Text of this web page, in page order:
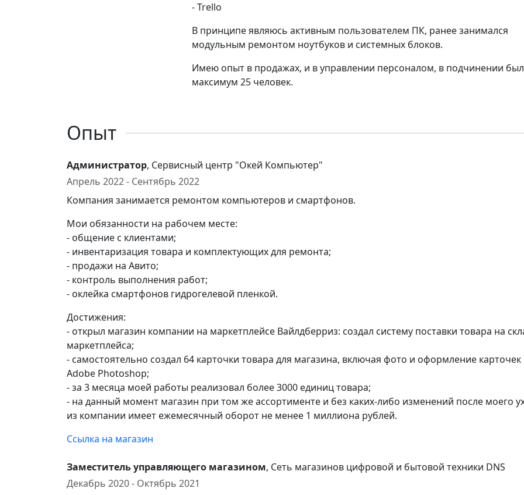
- Trello
В принципе являюсь активным пользователем ПК, ранее занимался
модульным ремонтом ноутбуков и системных блоков.
Имею опыт в продажах, и в управлении персоналом, в подчинении
максимум 25 человек.
Опыт
Администратор, Сервисный центр "Окей Компьютер"
Апрель 2022 - Сентябрь 2022
Компания занимается ремонтом компьютеров и смартфонов.
Мои обязанности на рабочем месте:
- общение с клиентами;
- инвентаризация товара и комплектующих для ремонта;
- продажи на Авито;
- контроль выполнения работ;
- оклейка смартфонов гидрогелевой пленкой.
Достижения:
- открыл магазин компании на маркетплейсе Вайлдберриз: создал систему поставки товара на
маркетплейса;
- самостоятельно создал 64 карточки товара для магазина, включая фото и оформление карточек
Adobe Photoshop;
- за 3 месяца моей работы реализовал более 3000 единиц товара;
- на данный момент магазин при том же ассортименте и без каких-либо изменений после моего
из компании имеет ежемесячный оборот не менее 1 миллиона рублей.
Ссылка на магазин
Заместитель управляющего магазином, Сеть магазинов цифровой и бытовой техники DNS
Декабрь 2020 - Октябрь 2021